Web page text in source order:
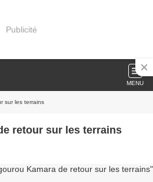
Publicité
MENU
sur les terrains
retour sur les terrains